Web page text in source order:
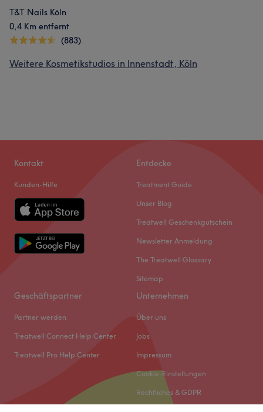
T&T Nails Köln
0,4 Km entfernt
(883)
Weitere Kosmetikstudios in Innenstadt, Köln
Kontakt
Kunden-Hilfe
Entdecke
Treatment Guide
Unser Blog
Treatwell Geschenkgutschein
Newsletter Anmeldung
The Treatwell Glossary
Sitemap
Geschäftspartner
Partner werden
Treatwell Connect Help Center
Treatwell Pro Help Center
Unternehmen
Über uns
Jobs
Impressum
Cookie-Einstellungen
Rechtliches & GDPR